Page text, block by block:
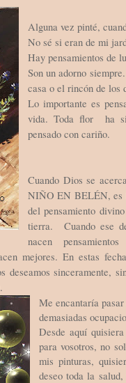
Alguna vez pinté,
No sé si eran de mi
Hay pensamientos de
Son un adorno
casa o el rincón de los
Lo importante es
vida. Toda flor ha
pensado con cariño.
Cuando Dios se
NIÑO EN BELÉN, es
del pensamiento
tierra. Cuando ese
nacen
mejores. En estas
deseamos sinceramente,
Me encantaría
demasiadas
Desde aquí
para vosotros, no
mis pinturas,
deseo toda la